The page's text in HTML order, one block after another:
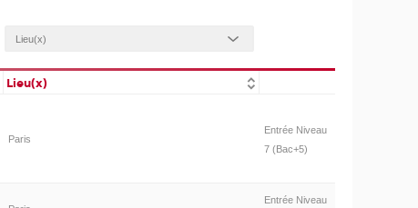
Lieu(x)
Paris
Entrée Niveau
7 (Bac+5)
Entrée Niveau